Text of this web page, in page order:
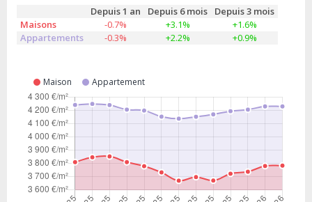
Depuis 1 an Depuis 6 mois
Depuis 3 mois
Maisons
-0.7% +3.1%
+1.6%
Appartements
-0.3% +2.2% +0.9%
Maison Appartement